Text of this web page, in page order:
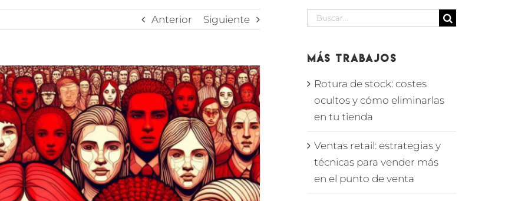
Anterior Siguiente Buscar:
Más Trabajos
Rotura de stock: costes
ocultos y cómo eliminarlas
en tu tienda
Ventas retail: estrategias y
técnicas para vender más
en el punto de venta